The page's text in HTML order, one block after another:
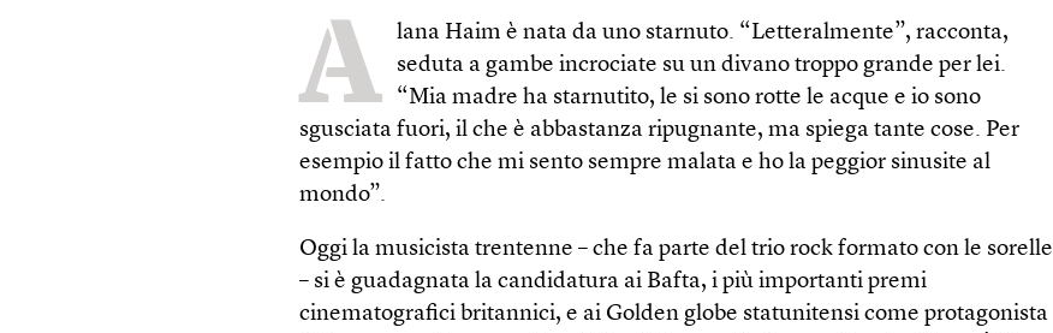
A
lana Haim è nata da uno starnuto. “Letteralmente”, racconta,
seduta a gambe incrociate su un divano troppo grande per lei.
“Mia madre ha starnutito, le si sono rotte le acque e io sono
sgusciata fuori, il che è abbastanza ripugnante, ma spiega tante cose. Per
esempio il fatto che mi sento sempre malata e ho la peggior sinusite al
mondo”.
Oggi la musicista trentenne – che fa parte del trio rock formato con le sorelle
– si è guadagnata la candidatura ai Bafta, i più importanti premi
cinematografici britannici, e ai Golden globe statunitensi come protagonista